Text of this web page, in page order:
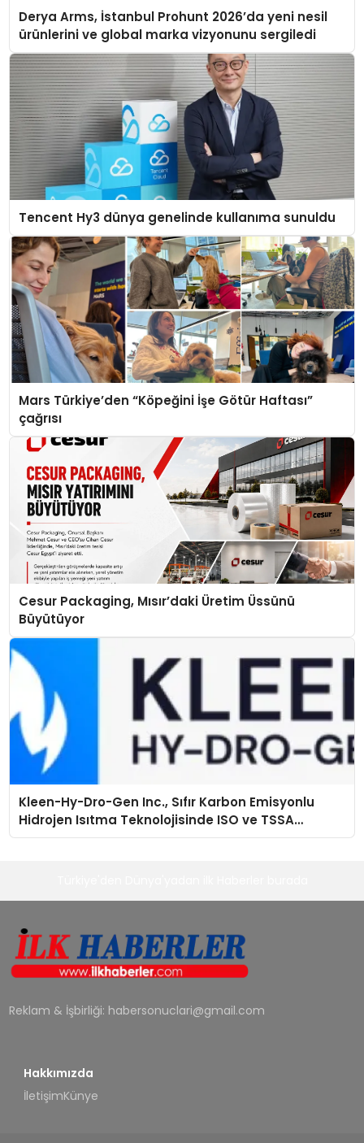
Derya Arms, İstanbul Prohunt 2026’da yeni nesil
ürünlerini ve global marka vizyonunu sergiledi
Tencent Hy3 dünya genelinde kullanıma sunuldu
Mars Türkiye’den “Köpeğini İşe Götür Haftası”
çağrısı
Cesur Packaging, Mısır’daki Üretim Üssünü
Büyütüyor
Kleen-Hy-Dro-Gen Inc., Sıfır Karbon Emisyonlu
Hidrojen Isıtma Teknolojisinde ISO ve TSSA
Düzenleyici Onaylarını Aldı
Reklam & İşbirliği: habersonuclari@gmail.com
Hakkımızda
İletişimKünye